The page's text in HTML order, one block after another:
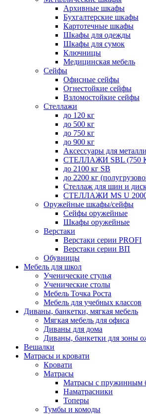
Архивные шкафы
Бухгалтерские шкафы
Картотечные шкафы
Шкафы для одежды
Шкафы для сумок
Ключницы
Медицинская мебель
Сейфы
Офисные сейфы
Огнестойкие сейфы
Взломостойкие сейфы
Стеллажи
до 120 кг
до 500 кг
до 750 кг
до 900 кг
Аксессуары для
СТЕЛЛАЖИ SBL
до 2100 кг SB
до 2200 кг
Стеллаж для шин и
СТЕЛЛАЖИ MS U
Оружейные шкафы/сейфы
Сейфы оружейные
Шкафы оружейные
Верстаки
Верстаки серии PROFI
Верстаки серии ВП
Обувницы
Мебель для школ
Ученические стулья
Ученические столы
Мебель Точка Роста
Мебель для учебных классов
Диваны, банкетки, мягкая мебель
Мягкая мебель для офиса
Диваны для дома
Диваны, банкетки для зоны
Вешалки
Матрасы и кровати
Кровати
Матрасы
Матрасы с пружинным
Наматрасники
Топеры
Тумбы и комоды